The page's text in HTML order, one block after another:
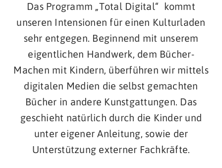
Das Programm „Total Digital“ kommt
unseren Intensionen für einen Kulturladen
sehr entgegen. Beginnend mit unserem
eigentlichen Handwerk, dem Bücher-
Machen mit Kindern, überführen wir mittels
digitalen Medien die selbst gemachten
Bücher in andere Kunstgattungen. Das
geschieht natürlich durch die Kinder und
unter eigener Anleitung, sowie der
Unterstützung externer Fachkräfte.